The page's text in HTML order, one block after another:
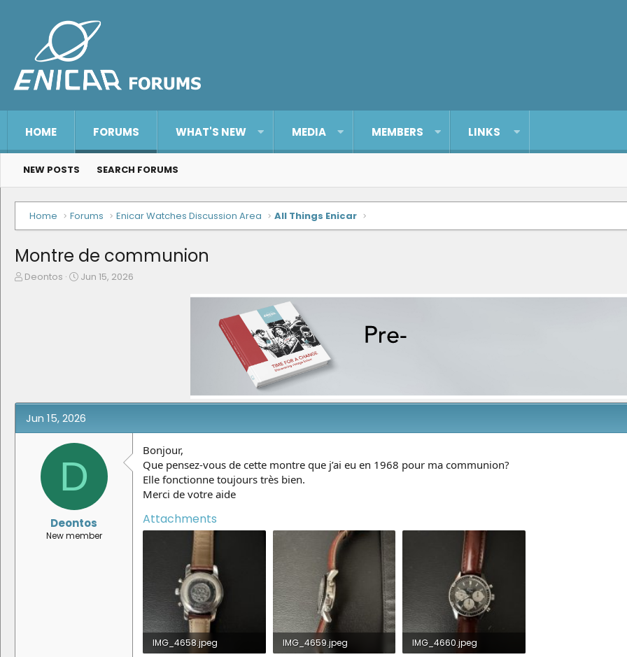
HOME FORUMS WHAT'S NEW MEDIA MEMBERS LINKS
NEW POSTS SEARCH FORUMS
Home Forums Enicar Watches Discussion Area All Things Enicar
Montre de communion
T
t
e
Deontos
S
Jun 15, 2026
Jun 15, 2026
D
Deontos
New member
Bonjour,
Que pensez-vous de cette montre que j’ai eu en 1968 pour ma communion?
Elle fonctionne toujours très bien.
Merci de votre aide
Attachments
IMG_4658.jpeg
IMG_4659.jpeg
IMG_4660.jpeg